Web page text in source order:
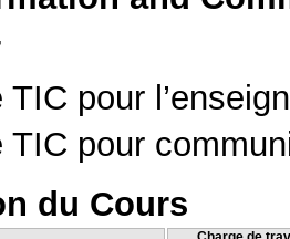
pour
TIC pour
du Cours